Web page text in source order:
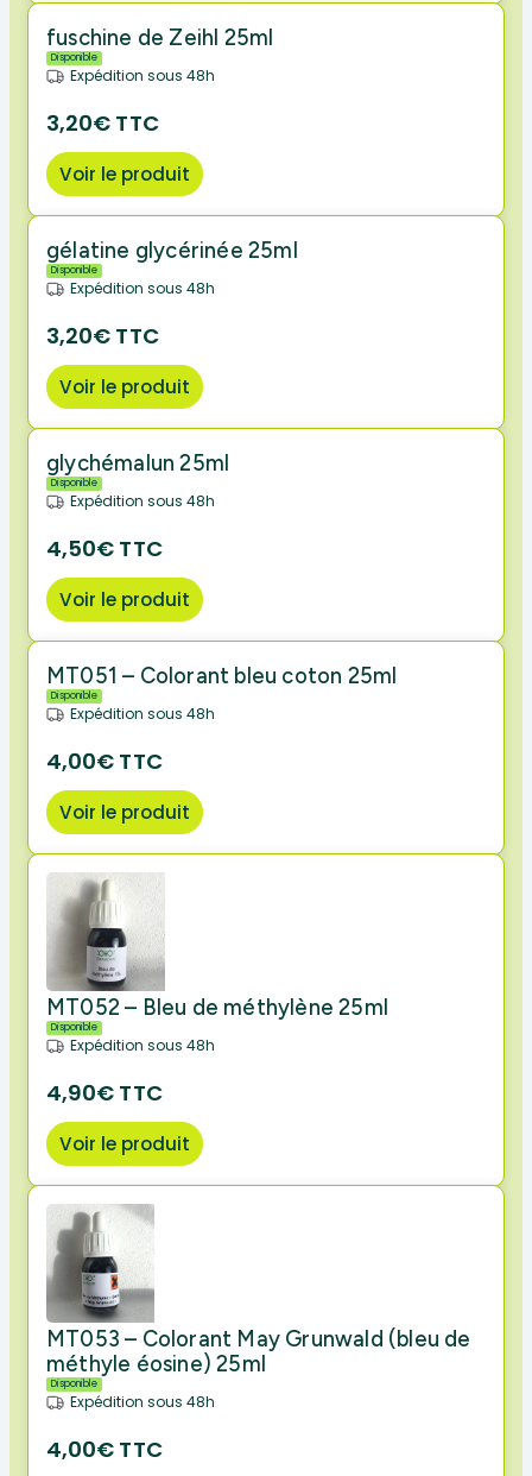
fuschine de Zeihl 25ml
Disponible
Expédition sous 48h
3,20€ TTC
Voir le produit
gélatine glycérinée 25ml
Disponible
Expédition sous 48h
3,20€ TTC
Voir le produit
glychémalun 25ml
Disponible
Expédition sous 48h
4,50€ TTC
Voir le produit
MT051 – Colorant bleu coton 25ml
Disponible
Expédition sous 48h
4,00€ TTC
Voir le produit
MT052 – Bleu de méthylène 25ml
Disponible
Expédition sous 48h
4,90€ TTC
Voir le produit
MT053 – Colorant May Grunwald (bleu de
méthyle éosine) 25ml
Disponible
Expédition sous 48h
4,00€ TTC